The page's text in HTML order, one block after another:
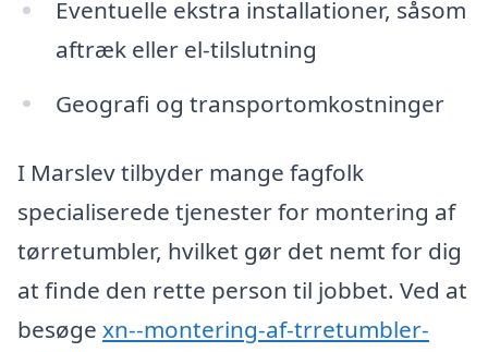
Eventuelle ekstra installationer, såsom
aftræk eller el-tilslutning
Geografi og transportomkostninger
I Marslev tilbyder mange fagfolk
specialiserede tjenester for montering af
tørretumbler, hvilket gør det nemt for dig
at finde den rette person til jobbet. Ved at
besøge xn--montering-af-trretumbler-